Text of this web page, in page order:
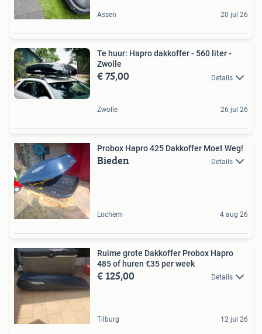
Assen 20 jul 26
Te huur: Hapro dakkoffer - 560 liter -
Zwolle
€ 75,00 Details
Zwolle 26 jul 26
Probox Hapro 425 Dakkoffer Moet Weg!
Bieden Details
Lochem 4 aug 26
Ruime grote Dakkoffer Probox Hapro
485 of huren €35 per week
€ 125,00 Details
Tilburg 12 jul 26